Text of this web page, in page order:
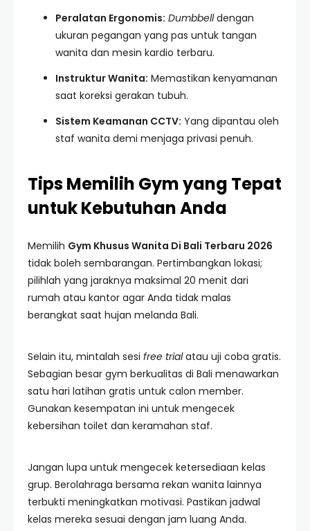
Peralatan Ergonomis: Dumbbelldengan
ukuran pegangan yang pas untuk tangan
wanita dan mesin kardio terbaru.
Instruktur Wanita: Memastikan kenyamanan
saat koreksi gerakan tubuh.
Sistem Keamanan CCTV: Yang dipantau oleh
staf wanita demi menjaga privasi penuh.
Tips Memilih Gym yang Tepat
untuk Kebutuhan Anda
Memilih Gym Khusus Wanita Di Bali Terbaru 2026
tidak boleh sembarangan. Pertimbangkan lokasi;
pilihlah yang jaraknya maksimal 20 menit dari
rumah atau kantor agar Anda tidak malas
berangkat saat hujan melanda Bali.
Selain itu, mintalah sesi free trialatau uji coba gratis.
Sebagian besar gym berkualitas di Bali menawarkan
satu hari latihan gratis untuk calon member.
Gunakan kesempatan ini untuk mengecek
kebersihan toilet dan keramahan staf.
Jangan lupa untuk mengecek ketersediaan kelas
grup. Berolahraga bersama rekan wanita lainnya
terbukti meningkatkan motivasi. Pastikan jadwal
kelas mereka sesuai dengan jam luang Anda.